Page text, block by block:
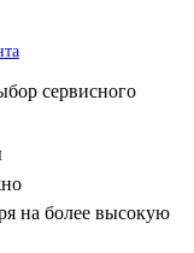
сервисного
на более высокую